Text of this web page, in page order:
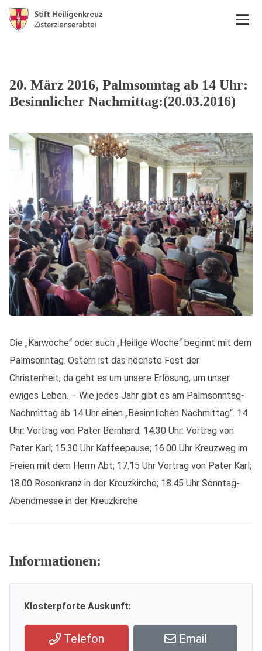
20. März 2016, Palmsonntag ab 14 Uhr:
Besinnlicher Nachmittag:(20.03.2016)
Die „Karwoche“ oder auch „Heilige Woche“ beginnt mit dem
Palmsonntag. Ostern ist das höchste Fest der
Christenheit, da geht es um unsere Erlösung, um unser
ewiges Leben. – Wie jedes Jahr gibt es am Palmsonntag-
Nachmittag ab 14 Uhr einen „Besinnlichen Nachmittag“. 14
Uhr: Vortrag von Pater Bernhard; 14.30 Uhr: Vortrag von
Pater Karl; 15.30 Uhr Kaffeepause; 16.00 Uhr Kreuzweg im
Freien mit dem Herrn Abt; 17.15 Uhr Vortrag von Pater Karl;
18.00 Rosenkranz in der Kreuzkirche; 18.45 Uhr Sonntag-
Abendmesse in der Kreuzkirche
Informationen:
Klosterpforte Auskunft:
Telefon Email